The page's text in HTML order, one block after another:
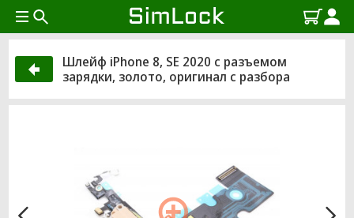
Шлейф iPhone 8, SE 2020 с разъемом
зарядки, золото, оригинал с разбора